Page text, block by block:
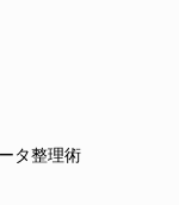
タ整理術